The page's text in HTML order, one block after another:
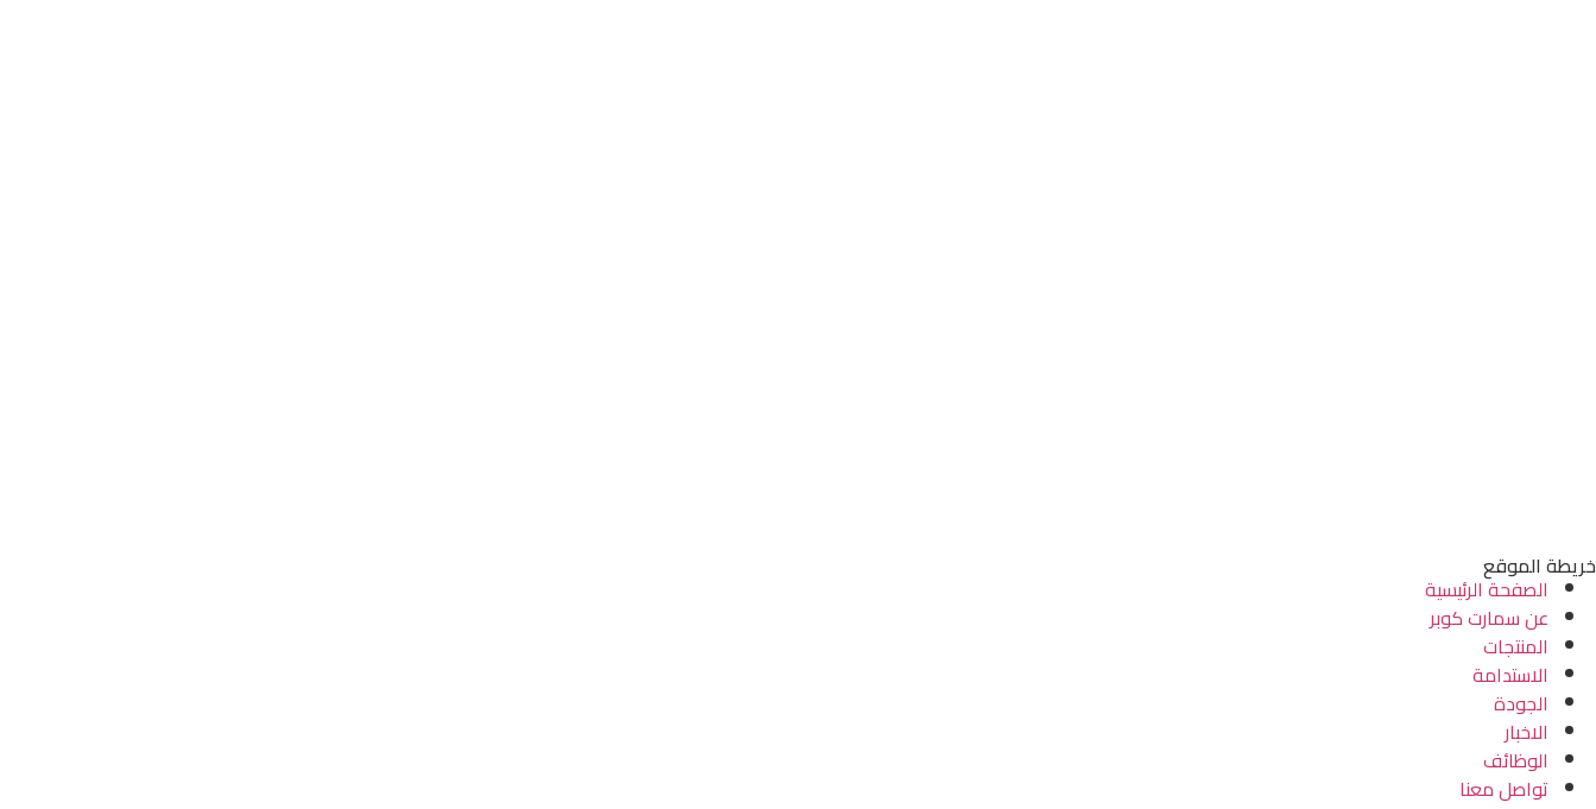
خريطة الموقع
الصفحة الرئيسية
عن سمارت كوبر
المنتجات
الاستدامة
الجودة
الاخبار
الوظائف
تواصل معنا